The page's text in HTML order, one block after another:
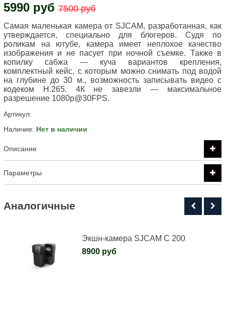
5990 руб 7500 руб
Самая маленькая камера от SJCAM, разработанная, как
утверждается, специально для блогеров. Судя по
роликам на ютубе, камера имеет неплохое качество
изображения и не пасует при ночной съемке. Также в
копилку сабжа — куча вариантов крепления,
комплектный кейс, с которым можно снимать под водой
на глубине до 30 м., возможность записывать видео с
кодеком Н.265. 4К не завезли — максимальное
разрешение 1080p@30FPS.
Артикул:
Наличие: Нет в наличии
Описание
Параметры
Аналогичные
Экшн-камера SJCAM C 200
8900 руб